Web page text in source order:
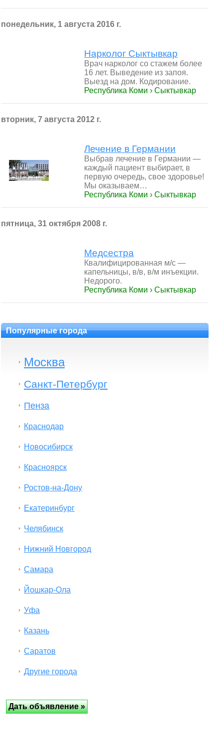
понедельник, 1 августа 2016 г.
Нарколог Сыктывкар
Врач нарколог со стажем более
16 лет. Выведение из запоя.
Выезд на дом. Кодирование.
Республика Коми › Сыктывкар
вторник, 7 августа 2012 г.
Лечение в Германии
Выбрав лечение в Германии —
каждый пациент выбирает, в
первую очередь, свое здоровье!
Мы оказываем…
Республика Коми › Сыктывкар
пятница, 31 октября 2008 г.
Медсестра
Квалифицированная м/с —
капельницы, в/в, в/м инъекции.
Недорого.
Республика Коми › Сыктывкар
Популярные города
Москва
Санкт-Петербург
Пенза
Краснодар
Новосибирск
Красноярск
Ростов-на-Дону
Екатеринбург
Челябинск
Нижний Новгород
Самара
Йошкар-Ола
Уфа
Казань
Саратов
Другие города